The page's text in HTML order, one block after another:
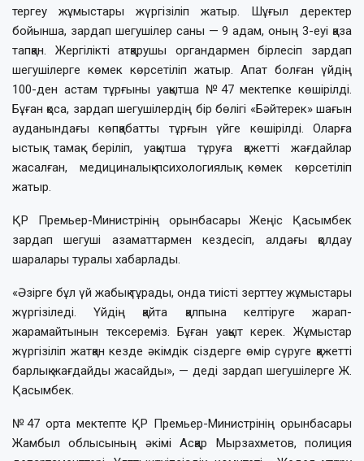
тергеу жұмыстары жүргізіліп жатыр. Шұғыл деректер
бойынша, зардап шегушілер саны — 9 адам, оның 3-еуі қаза
тапқан. Жергілікті атқарушы органдармен бірлесіп зардап
шегушілерге көмек көрсетіліп жатыр. Апат болған үйдің
100-ден астам тұрғыны уақытша №47 мектепке көшірілді.
Бұған қоса, зардап шегушілердің бір бөлігі «Бәйтерек» шағын
ауданындағы көпқабатты тұрғын үйге көшірілді. Оларға
ыстық тамақ беріліп, уақытша тұруға қажетті жағдайлар
жасалған, медициналық-психологиялық көмек көрсетіліп
жатыр.
ҚР Премьер-Министрінің орынбасары Жеңіс Қасымбек
зардап шегуші азаматтармен кездесіп, алдағы қолдау
шаралары туралы хабарлады.
«Әзірге бұл үй жабық тұрады, онда тиісті зерттеу жұмыстары
жүргізіледі. Үйдің қайта қалпына келтіруге жарап-
жарамайтынын тексереміз. Бұған уақыт керек. Жұмыстар
жүргізіліп жатқан кезде әкімдік сіздерге өмір сүруге қажетті
барлық жағдайды жасайды», — деді зардап шегушілерге Ж.
Қасымбек.
№47 орта мектепте ҚР Премьер-Министрінің орынбасары
Жамбыл облысының әкімі Асқар Мырзахметов, полиция